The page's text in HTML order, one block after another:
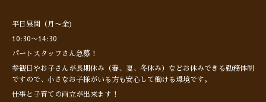
平日昼間（月〜金)
10:30〜14:30
パートスタッフさん急募！
参観日やお子さんが長期休み（春、夏、冬休み）などお休みできる勤務体制
ですので、小さなお子様がいる方も安心して働ける環境です。
仕事と子育ての両立が出来ます！